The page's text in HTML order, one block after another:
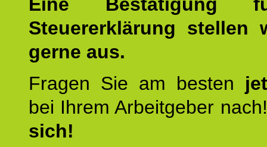
Steuererklärung stellen
gerne aus.
Fragen Sie am besten
bei Ihrem Arbeitgeber
sich!